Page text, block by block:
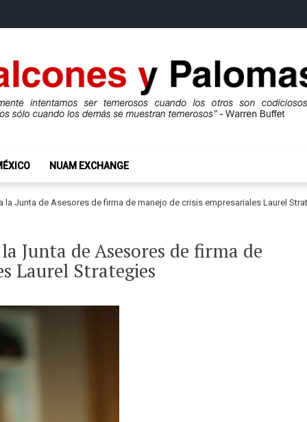
NUAM EXCHANGE
la Junta de Asesores de firma de manejo de crisis empresariales Laurel
Junta de Asesores de firma de
Laurel Strategies